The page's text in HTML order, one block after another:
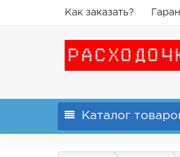
Как заказать?
Каталог